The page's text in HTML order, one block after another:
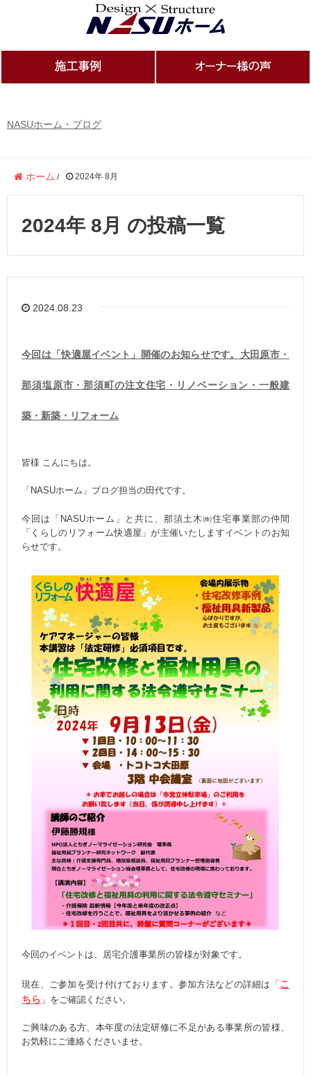
NASUホーム・ブログ
ホーム / 2024年 8月
2024年 8月 の投稿一覧
2024.08.23
今回は「快適屋イベント」開催のお知らせです。大田原市・
那須塩原市・那須町の注文住宅・リノベーション・一般建
築・新築・リフォーム
皆様 こんにちは。
「NASUホーム」ブログ担当の田代です。
今回は「NASUホーム」と共に、那須土木㈱住宅事業部の仲間
「くらしのリフォーム快適屋」が主催いたしますイベントのお知
らせです。
今回のイベントは、居宅介護事業所の皆様が対象です。
現在、ご参加を受け付けております。参加方法などの詳細は「こ
ちら 」をご確認ください。
ご興味のある方、本年度の法定研修に不足がある事業所の皆様、
お気軽にご連絡くださいませ。